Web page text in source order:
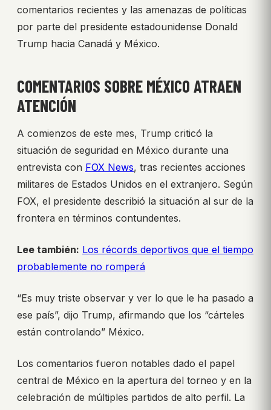
comentarios recientes y las amenazas de políticas
por parte del presidente estadounidense Donald
Trump hacia Canadá y México.
COMENTARIOS SOBRE MÉXICO ATRAEN
ATENCIÓN
A comienzos de este mes, Trump criticó la
situación de seguridad en México durante una
entrevista con FOX News, tras recientes acciones
militares de Estados Unidos en el extranjero. Según
FOX, el presidente describió la situación al sur de la
frontera en términos contundentes.
Lee también: Los récords deportivos que el tiempo
probablemente no romperá
“Es muy triste observar y ver lo que le ha pasado a
ese país”, dijo Trump, afirmando que los “cárteles
están controlando” México.
Los comentarios fueron notables dado el papel
central de México en la apertura del torneo y en la
celebración de múltiples partidos de alto perfil. La